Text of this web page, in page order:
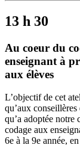
13 h 30
Au coeur du
enseignant à
aux élèves
L’objectif de cet
qu’aux
qu’a adoptée notre
codage aux
6e à la 9e année,